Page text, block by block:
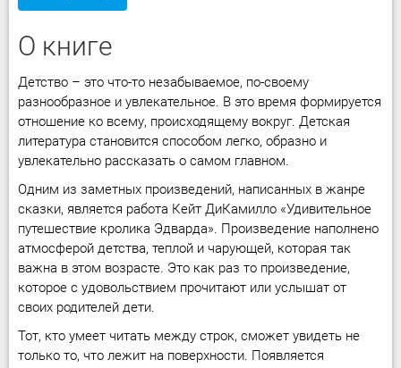
О книге
Детство – это что-то незабываемое, по-своему
разнообразное и увлекательное. В это время формируется
отношение ко всему, происходящему вокруг. Детская
литература становится способом легко, образно и
увлекательно рассказать о самом главном.
Одним из заметных произведений, написанных в жанре
сказки, является работа Кейт ДиКамилло «Удивительное
путешествие кролика Эдварда». Произведение наполнено
атмосферой детства, теплой и чарующей, которая так
важна в этом возрасте. Это как раз то произведение,
которое с удовольствием прочитают или услышат от
своих родителей дети.
Тот, кто умеет читать между строк, сможет увидеть не
только то, что лежит на поверхности. Появляется